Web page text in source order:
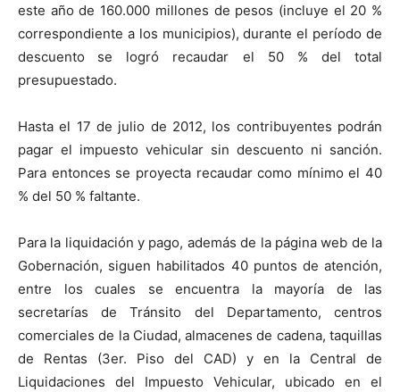
este año de 160.000 millones de pesos (incluye el 20 %
correspondiente a los municipios), durante el período de
descuento
se logró recaudar el 50 % del total
presupuestado.
Hasta el 17 de julio de 2012, los contribuyentes podrán
pagar el impuesto vehicular sin descuento ni sanción.
Para entonces se proyecta recaudar como mínimo el 40
% del 50 % faltante.
Para la liquidación y pago, además de la página web de la
Gobernación, siguen habilitados 40 puntos de atención,
entre los cuales se encuentra la mayoría de las
secretarías de Tránsito del Departamento, centros
comerciales de la Ciudad, almacenes de cadena, taquillas
de Rentas (3er. Piso del CAD) y en la Central de
Liquidaciones del Impuesto Vehicular, ubicado en el